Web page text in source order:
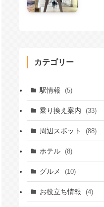
カテゴリー
駅情報 (5)
乗り換え案内 (33)
周辺スポット (88)
ホテル (8)
グルメ (10)
お役立ち情報 (4)